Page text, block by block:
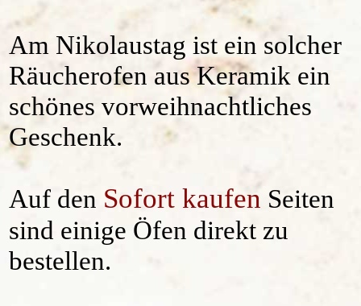
Am Nikolaustag ist ein solcher
Räucherofen aus Keramik ein
schönes vorweihnachtliches
Geschenk.
Auf den Sofort kaufen Seiten
sind einige Öfen direkt zu
bestellen.